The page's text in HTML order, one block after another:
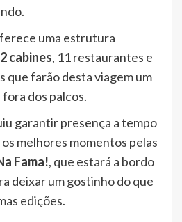
uma estrutura
cabines, 11 restaurantes e
que farão desta viagem um
dos palcos.
garantir presença a tempo
melhores momentos pelas
Fama!, que estará a bordo
deixar um gostinho do que
edições.